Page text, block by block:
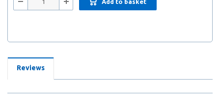
Add to basket
Reviews